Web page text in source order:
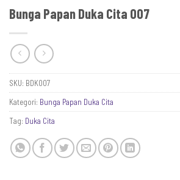
Bunga Papan Duka Cita 007
SKU: BDK007
Kategori: Bunga Papan Duka Cita
Tag: Duka Cita